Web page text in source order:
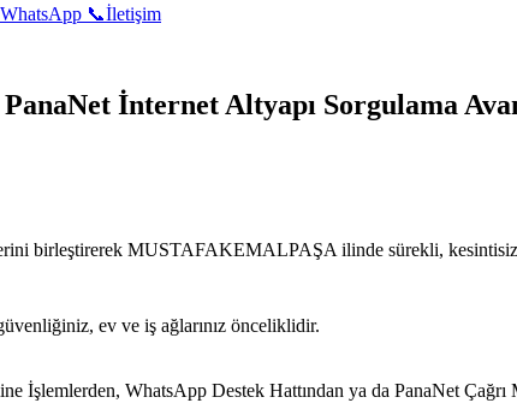
WhatsApp 📞İletişim
İnternet Altyapı Sorgulama
birleştirerek MUSTAFAKEMALPAŞA ilinde sürekli, kesintisiz
ev ve iş ağlarınız önceliklidir.
İşlemlerden, WhatsApp Destek Hattından ya da PanaNet